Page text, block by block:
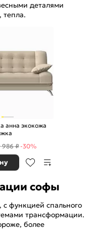
деталями
анна экокожа
986 ₽-30%
софы
функцией спального
трансформации.
более